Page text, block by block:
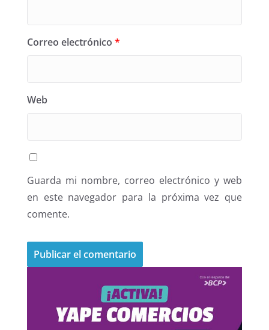
Correo electrónico *
Web
Guarda mi nombre, correo electrónico y web
en este navegador para la próxima vez que
comente.